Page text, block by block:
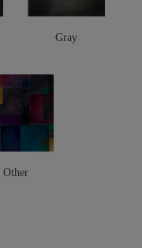
Gray
Other